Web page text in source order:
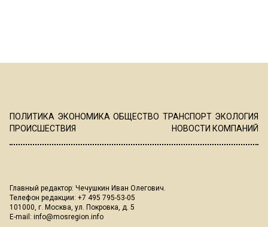
ПОЛИТИКА ЭКОНОМИКА ОБЩЕСТВО ТРАНСПОРТ ЭКОЛОГИЯ
ПРОИСШЕСТВИЯ
НОВОСТИ КОМПАНИЙ
Главный редактор: Чечушкин Иван Олегович.
Телефон редакции: +7 495 795-53-05
101000, г. Москва, ул. Покровка, д. 5
E-mail: info@mosregion.info